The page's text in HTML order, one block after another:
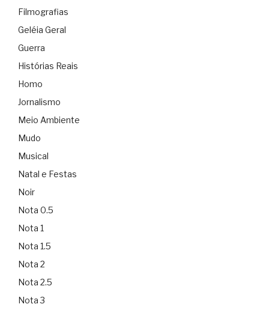
Filmografias
Geléia Geral
Guerra
Histórias Reais
Homo
Jornalismo
Meio Ambiente
Mudo
Musical
Natal e Festas
Noir
Nota 0.5
Nota 1
Nota 1.5
Nota 2
Nota 2.5
Nota 3